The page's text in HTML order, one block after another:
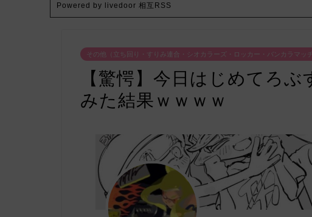
Powered by livedoor 相互RSS
その他（立ち回り・すりみ連合・シオカラーズ・ロッカー・バンカラマッチ
【驚愕】今日はじめてろ
みた結果ｗｗｗｗ